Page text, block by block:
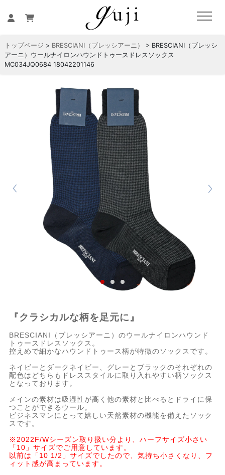
トップページ > BRESCIANI（ブレッシアーニ）
> BRESCIANI（ブレッシ
アーニ）ウールナイロンハウンドトゥースドレスソックス
MC034JQ0684 18042201146
『クラシカルな柄を足元に』
BRESCIANI（ブレッシアーニ）のウールナイロンハウンド
トゥースドレスソックス。
控えめで細かなハウンドトゥース柄が特徴のソックスです。
ネイビーとダークネイビー、グレーとブラックのそれぞれの
配色はどちらもドレススタイルに取り入れやすい柄ソックス
となっております。
メインの素材は吸湿性が高く他の素材と比べるとドライに保
つことができるウール。
ビジネスマンにとって嬉しい天然素材の機能を備えたソック
スです。
※2022F/Wシーズン取り扱い分より、ハーフサイズ小さい
「10」サイズでご用意しています。
以前は「10 1/2」サイズでしたので、気持ち小さくなり、フ
ィット感が高まっています。